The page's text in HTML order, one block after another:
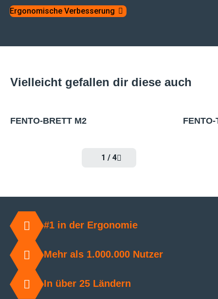
Ergonomische Verbesserung
Vielleicht gefallen dir diese auch
FENTO-BRETT M2
1 / 4
#1 in der Ergonomie
Mehr als 1.000.000 Nutzer
In über 25 Ländern